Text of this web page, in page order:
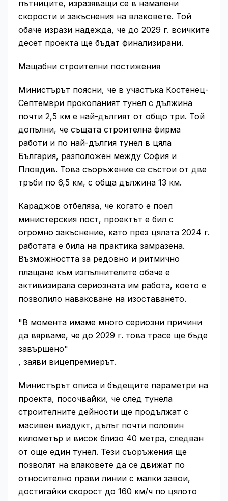
пътниците, изразяващи се в намалени
скорости и закъснения на влаковете. Той
обаче изрази надежда, че до 2029 г. всичките
десет проекта ще бъдат финализирани.
Мащабни строителни постижения
Министърът поясни, че в участъка Костенец-
Септември прокопаният тунел с дължина
почти 2,5 км е най-дългият от общо три. Той
допълни, че същата строителна фирма
работи и по най-дългия тунел в цяла
България, разположен между София и
Пловдив. Това съоръжение се състои от две
тръби по 6,5 км, с обща дължина 13 км.
Караджов отбеляза, че когато е поел
министерския пост, проектът е бил с
огромно закъснение, като през цялата 2024 г.
работата е била на практика замразена.
Възможността за редовно и ритмично
плащане към изпълнителите обаче е
активизирала сериозната им работа, което е
позволило наваксване на изоставането.
"В момента имаме много сериозни причини
да вярваме, че до 2029 г. това трасе ще бъде
завършено"
, заяви вицепремиерът.
Министърът описа и бъдещите параметри на
проекта, посочвайки, че след тунела
строителните дейности ще продължат с
масивен виадукт, дълъг почти половин
километър и висок близо 40 метра, следван
от още един тунел. Тези съоръжения ще
позволят на влаковете да се движат по
относително прави линии с малки завои,
достигайки скорост до 160 км/ч по цялото